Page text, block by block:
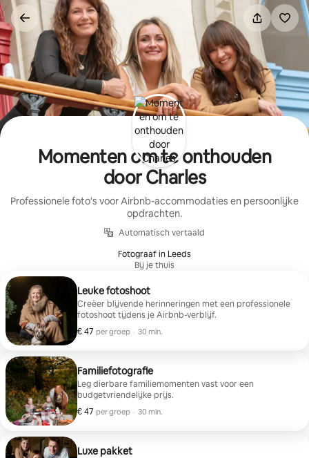
Ga
direct
naar
inhoud
Momenten om te onthouden
door Charles
Professionele foto's voor Airbnb-accommodaties en persoonlijke
opdrachten.
Automatisch vertaald
Fotograaf in Leeds
Bij je thuis
Leuke fotoshoot
Creëer blijvende herinneringen met een professionele
fotoshoot tijdens je Airbnb-verblijf.
€ 47 per groep
€ 47 per groep
, · 30 min.
Familiefotografie
Leg dierbare familiemomenten vast voor een
budgetvriendelijke prijs.
€ 47 per groep
€ 47 per groep
, · 30 min.
Luxe pakket